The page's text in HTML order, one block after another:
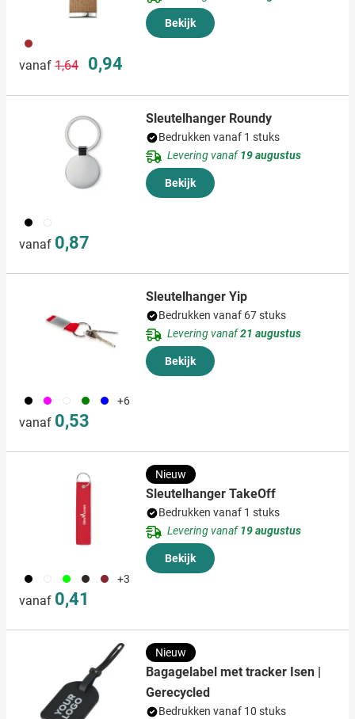
011
vanaf Normale prijs
1,64 Speciale prijs
0,94
Bekijk
001 002
vanaf 0,87
Sleutelhanger Roundy
Bedrukken vanaf 1 stuks
Levering vanaf19 augustus
Bekijk
001 046 002 004 005 +6
vanaf 0,53
Sleutelhanger Yip
Bedrukken vanaf 67 stuks
Levering vanaf21 augustus
Bekijk
001 002 146 006 008 +3
vanaf 0,41
Nieuw
Sleutelhanger TakeOff
Bedrukken vanaf 1 stuks
Levering vanaf19 augustus
Bekijk
Nieuw
Bagagelabel met tracker Isen |
Gerecycled
Bedrukken vanaf 10 stuks